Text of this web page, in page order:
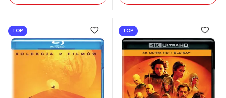
TOP 5.00 TOP